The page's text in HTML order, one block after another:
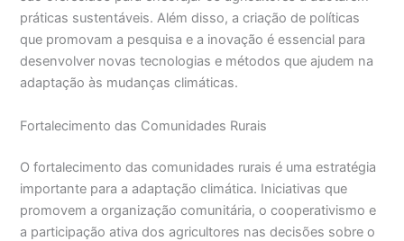
práticas sustentáveis. Além disso, a criação de políticas
que promovam a pesquisa e a inovação é essencial para
desenvolver novas tecnologias e métodos que ajudem na
adaptação às mudanças climáticas.
Fortalecimento das Comunidades Rurais
O fortalecimento das comunidades rurais é uma estratégia
importante para a adaptação climática. Iniciativas que
promovem a organização comunitária, o cooperativismo e
a participação ativa dos agricultores nas decisões sobre o